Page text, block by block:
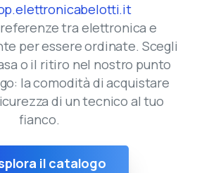
tra elettronica e
per essere ordinate. Scegli
o il ritiro nel nostro punto
la comodità di acquistare
di un tecnico al tuo
fianco.
il catalogo